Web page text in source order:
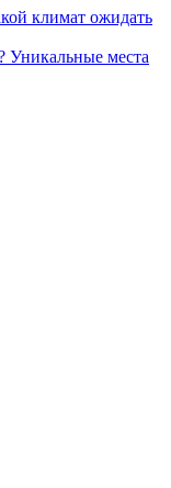
климат ожидать
Уникальные места